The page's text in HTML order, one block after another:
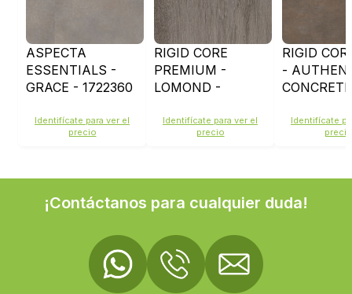
ASPECTA
ESSENTIALS -
GRACE - 1722360
Identifícate para ver el
precio
RIGID CORE
PREMIUM -
LOMOND -
Identifícate para ver el
precio
RIGID
-
Identifícate
precio
¡Contáctanos para cualquier duda!